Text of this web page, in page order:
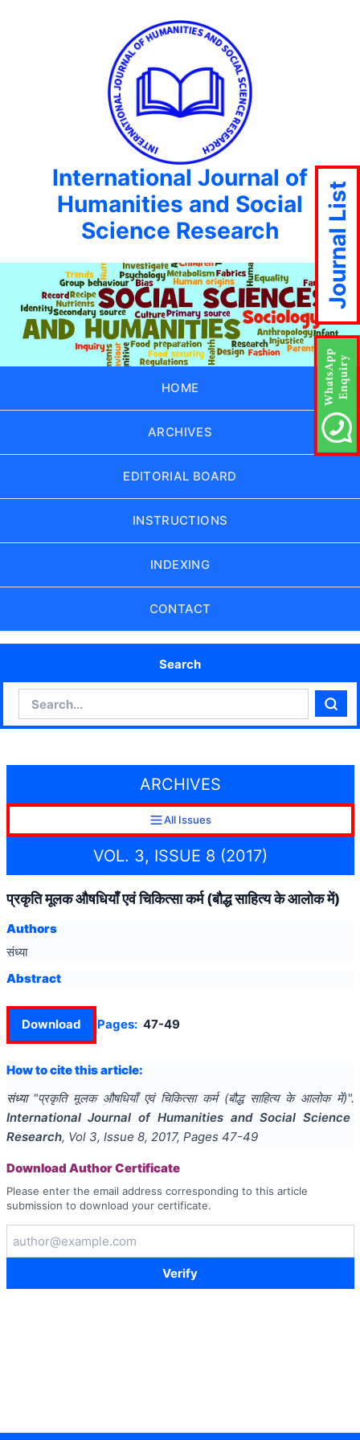
International Journal of
Humanities and Social
Science Research
HOME
ARCHIVES
EDITORIAL BOARD
INSTRUCTIONS
INDEXING
CONTACT
Search
ARCHIVES
All Issues
VOL. 3, ISSUE 8 (2017)
प्रकृति मूलक औषधियाँ एवं चिकित्सा कर्म (बौद्ध साहित्य के आलोक में)
Authors
संध्या
Abstract
Download Pages: 47-49
How to cite this article:
संध्या "प्रकृति मूलक औषधियाँ एवं चिकित्सा कर्म (बौद्ध साहित्य के आलोक में)".
International Journal of Humanities and Social Science
Research, Vol 3, Issue 8, 2017, Pages 47-49
Download Author Certificate
Please enter the email address corresponding to this article
submission to download your certificate.
Verify
Journal List